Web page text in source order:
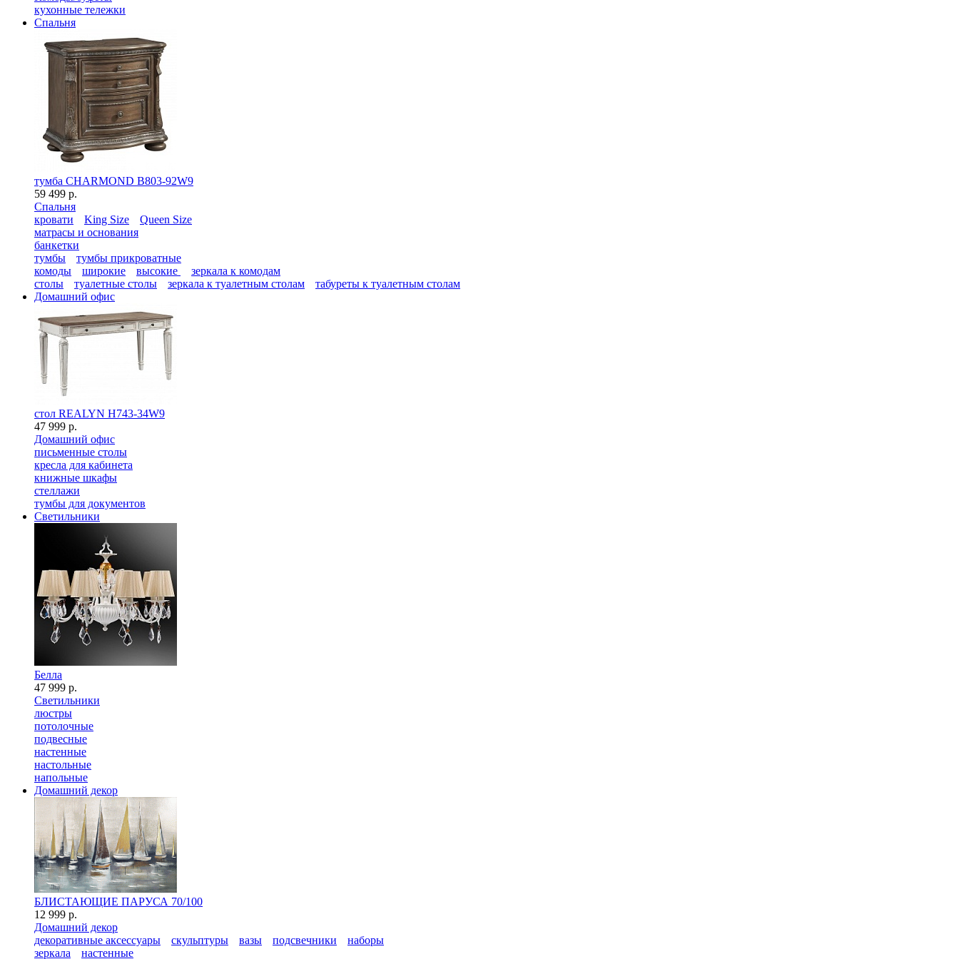
кухонные тележки
Спальня
тумба CHARMOND B803-92W9
59 499 р.
Спальня
кровати
King Size
Queen Size
матрасы и основания
банкетки
тумбы
тумбы прикроватные
комоды
широкие высокие
зеркала к комодам
столы
туалетные столы зеркала к туалетным столам
табуреты к туалетным столам
Домашний офис
стол REALYN H743-34W9
47 999 р.
Домашний офис
письменные столы
кресла для кабинета
книжные шкафы
стеллажи
тумбы для документов
Светильники
Белла
47 999 р.
Светильники
люстры
потолочные
подвесные
настенные
настольные
напольные
Домашний декор
БЛИСТАЮЩИЕ ПАРУСА 70/100
12 999 р.
Домашний декор
декоративные аксессуары
скульптуры вазы подсвечники
наборы
зеркала
настенные